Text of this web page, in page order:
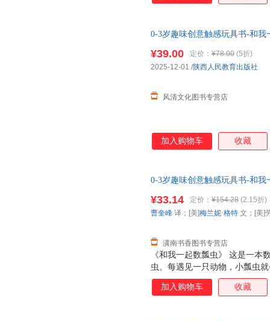
0-3岁趣味创意触感玩具书-和
¥39.00 定价： ¥78.00 (5折)
风清文化图书专营店
2025-12-01 /陕西人民教育出版社
加入购物车 收藏
0-3岁趣味创意触感玩具书-和
换】
《和我一起数瓢虫》 这是一本
虫。每遇见一只动物，小瓢虫
的数量变化，对数字有个初步
加有趣。除此之外，每个跨页
¥33.14 定价： ¥154.28 (2.15折)
潢南书香图书专营店
曹奎峰 译；[美]梅兰妮·格特 文；[美]
加入购物车 收藏